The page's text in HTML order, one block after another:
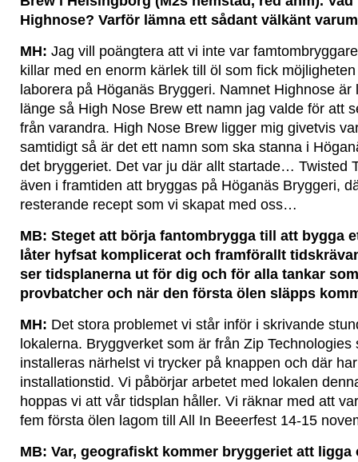
Highnose? Varför lämna ett sådant välkänt
MH: Jag vill poängtera att vi inte var
killar med en enorm kärlek till öl som fick
laborera på Höganäs Bryggeri. Namnet Highnose
länge så High Nose Brew ett namn jag valde för att
från varandra. High Nose Brew ligger mig givetvis
samtidigt så är det ett namn som ska stanna i
det bryggeriet. Det var ju där allt startade… Twisted
även i framtiden att bryggas på Höganäs Bryggeri,
resterande recept som vi skapat med oss…
MB: Steget att börja fantombrygga till att bygga
låter hyfsat komplicerat och framförallt
ser tidsplanerna ut för dig och för alla tankar
provbatcher och när den första ölen släpps
MH: Det stora problemet vi står inför i skrivande
lokalerna. Bryggverket som är från Zip Technologies
installeras närhelst vi trycker på knappen och där
installationstid. Vi påbörjar arbetet med lokalen
hoppas vi att vår tidsplan håller. Vi räknar med att
fem första ölen lagom till All In Beeerfest 14-15
MB: Var, geografiskt kommer bryggeriet att